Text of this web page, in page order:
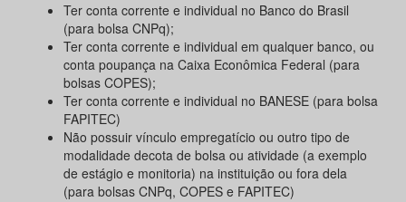
Ter conta corrente e individual no Banco do Brasil
(para bolsa CNPq);
Ter conta corrente e individual em qualquer banco, ou
conta poupança na Caixa Econômica Federal (para
bolsas COPES);
Ter conta corrente e individual no BANESE (para bolsa
FAPITEC)
Não possuir vínculo empregatício ou outro tipo de
modalidade decota de bolsa ou atividade (a exemplo
de estágio e monitoria) na instituição ou fora dela
(para bolsas CNPq, COPES e FAPITEC)